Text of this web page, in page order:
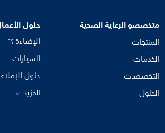
متخصصو الرعاية الصحية
المنتجات
الخدمات
التخصصات
الحلول
حلول
الإضاءة
السيارات
حلول الإملاء
المزيد